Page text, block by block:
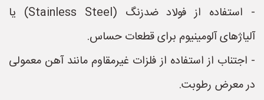
- استفاده از فولاد ضدزنگ (Stainless Steel) یا
آلیاژهای آلومینیوم برای قطعات حساس.
- اجتناب از استفاده از فلزات غیرمقاوم مانند آهن معمولی
در معرض رطوبت.